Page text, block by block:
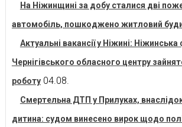
На Ніжинщині за добу сталися дві
автомобіль, пошкоджено житловий
Актуальні вакансії у Ніжині: Ніжинська
Чернігівського обласного центру
роботу 04.08.
Смертельна ДТП у Прилуках, внаслідок
дитина: судом винесено вирок щодо